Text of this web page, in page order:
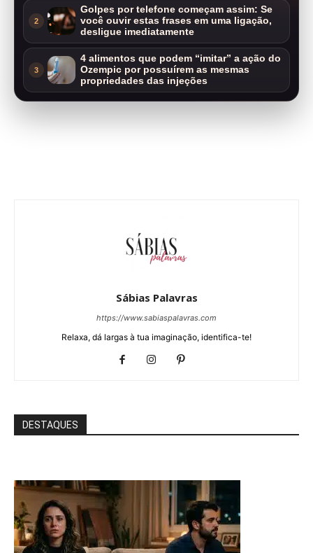
2
Golpes por telefone começam assim: Se
você ouvir estas frases em uma ligação,
desligue imediatamente
3
4 alimentos que podem “imitar” a ação do
Ozempic por possuírem as mesmas
propriedades das injeções
Sábias Palavras
https://www.sabiaspalavras.com
Relaxa, dá largas à tua imaginação, identifica-te!
DESTAQUES